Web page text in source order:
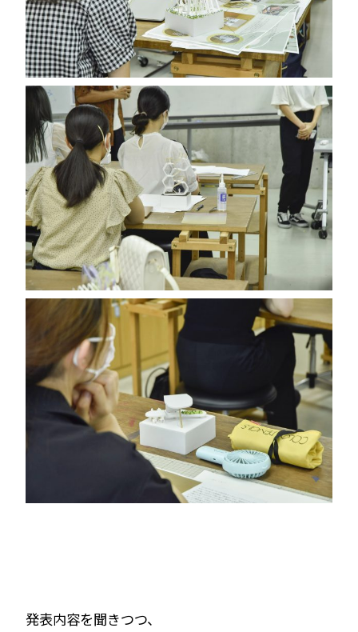
発表内容を聞きつつ、